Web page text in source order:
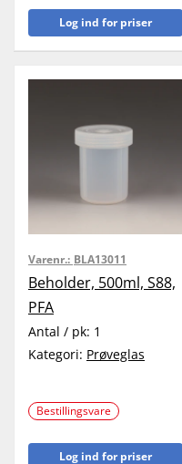
Log ind for priser
Varenr.: BLA13011
Beholder, 500ml, S88,
PFA
Antal / pk: 1
Kategori: Prøveglas
Bestillingsvare
Log ind for priser